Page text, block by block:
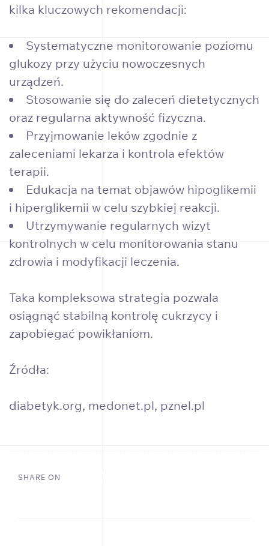
kilka kluczowych rekomendacji:
Systematyczne monitorowanie poziomu
glukozy przy użyciu nowoczesnych
urządzeń.
Stosowanie się do zaleceń dietetycznych
oraz regularna aktywność fizyczna.
Przyjmowanie leków zgodnie z
zaleceniami lekarza i kontrola efektów
terapii.
Edukacja na temat objawów hipoglikemii
i hiperglikemii w celu szybkiej reakcji.
Utrzymywanie regularnych wizyt
kontrolnych w celu monitorowania stanu
zdrowia i modyfikacji leczenia.
Taka kompleksowa strategia pozwala
osiągnąć stabilną kontrolę cukrzycy i
zapobiegać powikłaniom.
Źródła:
diabetyk.org, medonet.pl, pznel.pl
SHARE ON